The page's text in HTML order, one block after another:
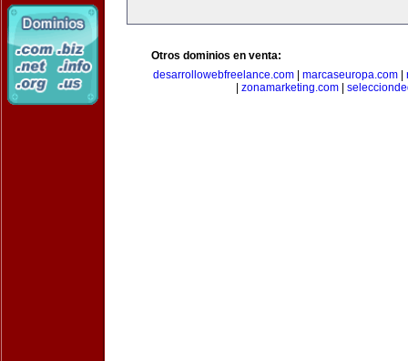
Otros dominios en venta:
desarrollowebfreelance.com| marcaseuropa.com|
zonamarketing.com